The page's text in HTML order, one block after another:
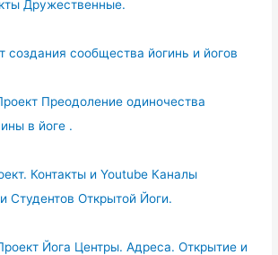
Дружественные.
создания сообщества йогинь и йогов
Преодоление одиночества
в йоге .
Контакты и Youtube Каналы
Студентов Открытой Йоги.
Йога Центры. Адреса. Открытие и